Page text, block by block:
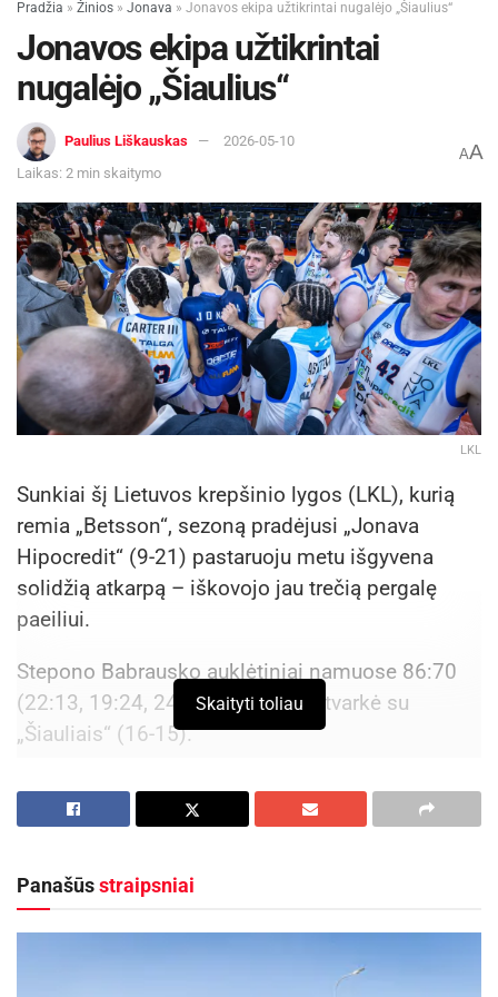
Pradžia » Žinios » Jonava » Jonavos ekipa užtikrintai nugalėjo „Šiaulius“
Jonavos ekipa užtikrintai
nugalėjo „Šiaulius“
Paulius Liškauskas
2026-05-10
Laikas: 2 min skaitymo
AA
LKL
Sunkiai šį Lietuvos krepšinio lygos (LKL), kurią
remia „Betsson“, sezoną pradėjusi „Jonava
Hipocredit“ (9-21) pastaruoju metu išgyvena
solidžią atkarpą – iškovojo jau trečią pergalę
paeiliui.
Stepono Babrausko auklėtiniai namuose 86:70
(22:13, 19:24, 24:14, 21:19) susitvarkė su
„Šiauliais“ (16-15).
Aktualios naujienos
2026-08-07
Skaityti toliau
Panašūsstraipsniai